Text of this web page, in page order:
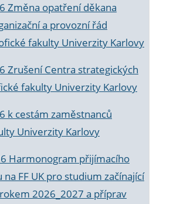
Změna opatření děkana
a provozní řád
fakulty Univerzity Karlovy
Zrušení Centra strategických
fakulty Univerzity Karlovy
k cestám zaměstnanců
Univerzity Karlovy
Harmonogram přijímacího
FF UK pro studium začínající
2026_2027 a příprav